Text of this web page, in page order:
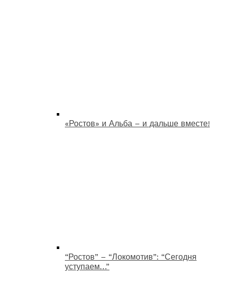
«Ростов» и Альба – и дальше вместе!
“Ростов” – “Локомотив”: “Сегодня
уступаем…”